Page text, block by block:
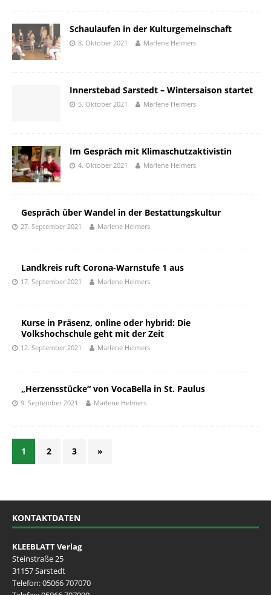
Schaulaufen in der Kulturgemeinschaft
8. Oktober 2021 Marlene Helmers
Innerstebad Sarstedt – Wintersaison startet
5. Oktober 2021 Marlene Helmers
Im Gespräch mit Klimaschutzaktivistin
4. Oktober 2021 Marlene Helmers
Gespräch über Wandel in der Bestattungskultur
27. September 2021 Marlene Helmers
Landkreis ruft Corona-Warnstufe 1 aus
17. September 2021 Marlene Helmers
Kurse in Präsenz, online oder hybrid: Die
Volkshochschule geht mit der Zeit
12. September 2021 Marlene Helmers
„Herzensstücke“ von VocaBella in St. Paulus
9. September 2021 Marlene Helmers
1 2 3 »
KONTAKTDATEN
KLEEBLATT Verlag
Steinstraße 25
31157 Sarstedt
Telefon:05066 707070